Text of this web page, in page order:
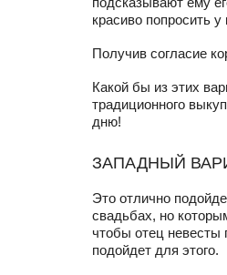
красиво попросить
Получив согласие
Какой бы из этих
традиционного
дню!
ЗАПАДНЫЙ
Это отлично
свадьбах, но
чтобы отец невесты
подойдет для этого.